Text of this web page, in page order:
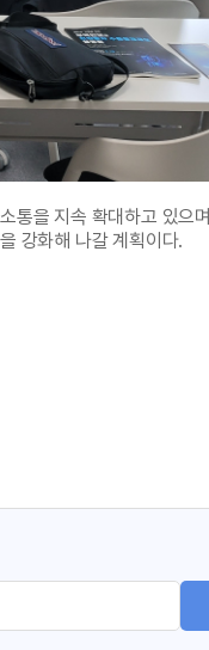
통을 지속 확대하고 있으며,
강화해 나갈 계획이다.